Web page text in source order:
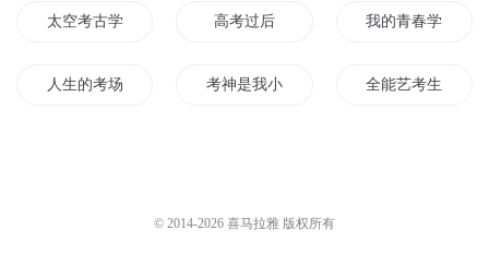
太空考古学 高考过后 我的青春学大考
人生的考场 考神是我小弟 全能艺考生
© 2014-2026 喜马拉雅 版权所有